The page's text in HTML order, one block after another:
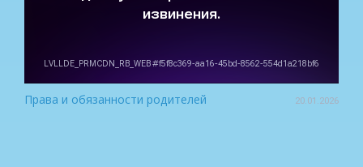
Права и обязанности родителей 20.01.2026